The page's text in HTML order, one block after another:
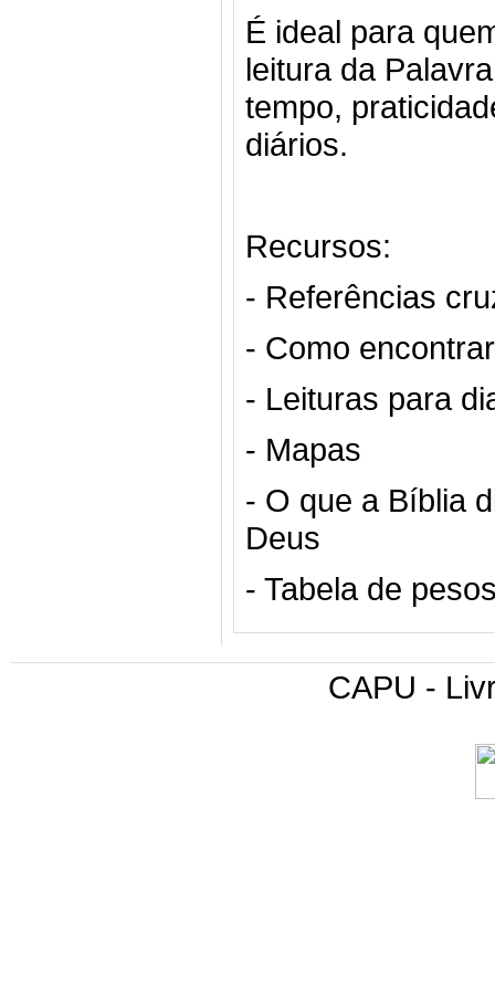
É ideal para
leitura da
tempo,
diários.
Recursos:
- Referências
- Como
- Leituras para
- Mapas
- O que a Bíblia
Deus
- Tabela de
CAPU -